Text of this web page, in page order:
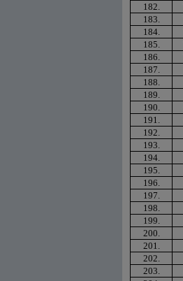
182.
183.
184.
185.
186.
187.
188.
189.
190.
191.
192.
193.
194.
195.
196.
197.
198.
199.
200.
201.
202.
203.